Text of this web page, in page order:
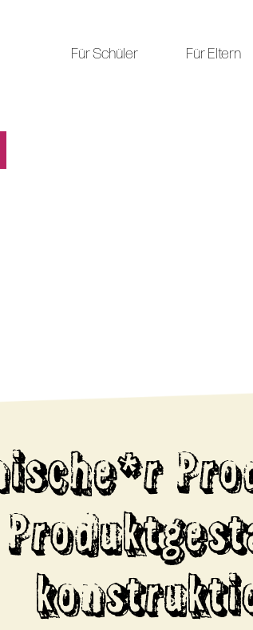
Für Schüler Für Eltern